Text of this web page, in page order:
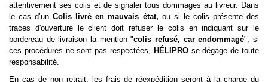
attentivement ses colis et de signaler tous dommages au livreur. Dans
le cas d’unColis livré en mauvais état, ou si le colis présente des
traces d'ouverture le client doit refuser le colis en indiquant sur le
bordereau de livraison la mention "colis refusé, car endommagé", si
ces procédures ne sont pas respectées, HÉLIPRO se dégage de toute
responsabilité.
En cas de non retrait, les frais de réexpédition seront à la charge du